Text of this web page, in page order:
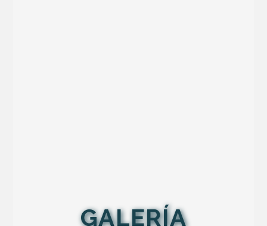
GALERÍA